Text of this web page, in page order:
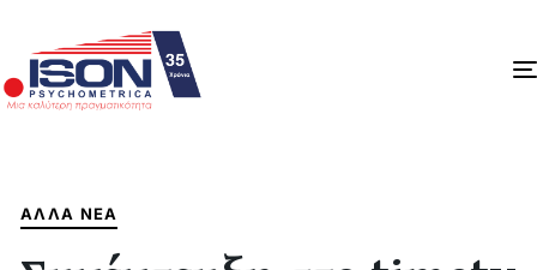
ΆΛΛΑ ΝΈΑ